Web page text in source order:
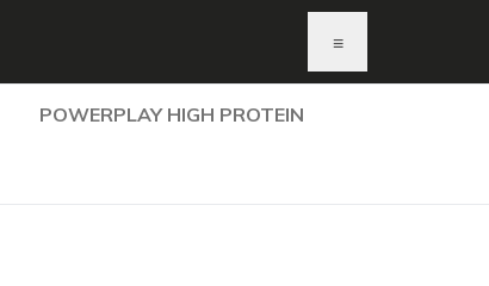
≡
POWERPLAY HIGH PROTEIN